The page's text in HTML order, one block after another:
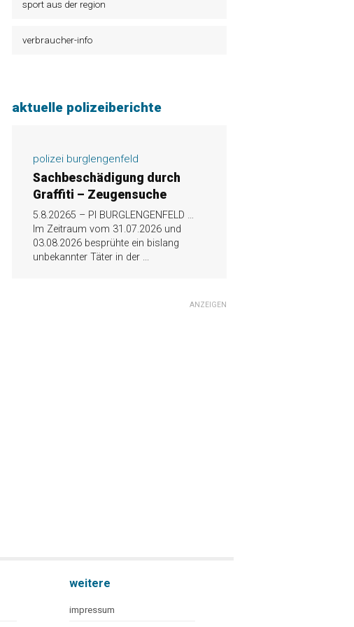
sport aus der region
verbraucher-info
aktuelle polizeiberichte
polizei burglengenfeld
Sachbeschädigung durch
Graffiti – Zeugensuche
5.8.20265 – PI BURGLENGENFELD …
Im Zeitraum vom 31.07.2026 und
03.08.2026 besprühte ein bislang
unbekannter Täter in der ...
ANZEIGEN
weitere
impressum